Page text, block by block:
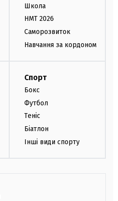
Школа
НМТ 2026
Саморозвиток
Навчання за кордоном
Спорт
Бокс
Футбол
Теніс
Біатлон
Інші види спорту